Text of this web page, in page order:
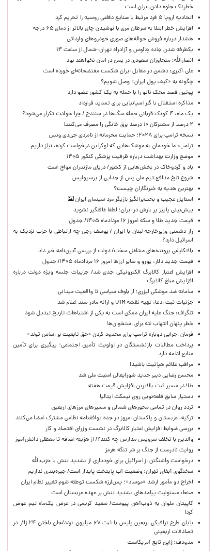
خطرناک جلوه دادن ایران است
اتحادیه اروپا ۵ فرد مرتبط با صنایع دفاعی روسیه را تحریم کرد
افزایش خطر ابتلا به سرطان مری با نوشیدن چای بالاتر از دمای ۶۵ درجه
هشدار درباره فروش حواله‌های صوری خودروهای وارداتی
یکطرفه شدن جاده چالوس و آزادراه تهران–شمال از ساعت ۱۴
انصارالله: متجاوزان سعودی در یمن در امان نخواهند بود
علی اکبری: دشمن در مقابل ایران شکست مفتضحانه‌ای خورده است
چگونه به «کیف پول ایران» وصل شویم؟
پوتین قصد محک ناتو را با حمله به یک کشور عضو دارد
مذاکره استقلال با گلر اسپانیایی برای تمدید قرارداد
یک ماه، ۴ کودک قربانی حمله سگ‌ها در سنندج / چرا حوادث تکرار می‌شود؟
۲ درصد از مشترکان ۱۰ درصد برق خانگی را مصرف می‌کنند!
نسخه ترامپ برای ۲۰۲۸؛ حمایت محرمانه از نامزدی جی‌دی ونس
ترامپ: ما خودمان به موشک‌هایی که اوکراین درخواست کرده، نیاز داریم
موضع وزارت بهداشت درباره ظرفیت پزشکی کنکور ۱۴۰۵
باد و گردوخاک در بخش‌هایی از کشور/ دریای مازندران مواج است
شروع تلخ مدافع تیم ملی پس از جدایی از پرسپولیس
بهترین هدیه به خبرنگاران چیست؟
استایل عجیب و بحث‌برانگیز بازیگر مرد سینمای ایران
پیش‌بینی پاییز پر بارش در ایران؛ لطفا غافلگیر نشوید
قیمت جدید طلا و سکه امروز ۱۶ مردادماه ۱۴۰۵/ جدول
راز دشمنی وزیرخارجه لبنان با ایران / یوسف رجی چه ارتباطی با حزب نزدیک به
اسرائیل دارد؟
بلاتکلیفی پرونده‌های مشاغل سخت/ دولت از بررسی آیین‌نامه خبر داد
قیمت جدید دلار، یورو و سایر ارزها امروز ۱۶ مردادماه ۱۴۰۵/ جدول
افزایش اعتبار کالابرگ الکترونیکی جدی شد/ جزییات جلسه ویژه دولت درباره
افزایش مبلغ کالابرگ
سامانه ضد موشکی لیزری؛ از بلوف سیاسی تا واقعیت میدانی
جزئیات ثبت ادعا، تهیه نقشه UTM و ارائه مادر سند اعلام شد
تلگراف: جنگ علیه ایران ممکن است به یکی از اشتباهات تاریخ تبدیل شود
خطر پنهان التهاب لثه برای استخوان‌ها
فرمان اجرایی دوباره ترامپ برای محدود کردن «حق تابعیت بر اساس تولد»
پرداخت مطالبات بازنشستگان در اولویت تأمین اجتماعی؛ پیگیری برای تأمین
منابع ادامه دارد
مراقب علائم هپاتیت باشید!
محسن رضایی دبیر جدید شورایعالی امنیت ملی شد
طلا در مسیر ثبت بالاترین افزایش قیمت هفته
دستیار سابق قلعه‌نویی روی نیمکت ایتالیا
تردد روان در تمامی محورهای شمالی و مسیرهای مرزهای اربعین
ترکیه، عربستان و پاکستان امروز در جده توافقنامه نظامی مشترک امضا می‌کنند
بررسی ضوابط افزایش اعتبار کالابرگ در نشست وزرای اقتصاد و کار
والدین با تخلف سرویس مدارس چه کنند؟/ از هزینه اضافه تا معطلی دانش‌آموز
روایت نادرست از جنگ بر سَر تنگه هرمز
درخواست واشنگتن از اسرائیل برای خودداری از تشدید تنش با حزب‌الله
سخنگوی آبفای تهران: وضعیت آب پایتخت پایدار است/ جیره‌بندی نداریم
اخراج دو مأمور ارشد «موساد»؛ پس‌لرزه شکست توطئه شوم تغییر نظام ایران
صنعا: مسئولیت پیامدهای تشدید تنش بر عهده عربستان است
کاپیتان ملوان به ذوب‌آهن پیوست/ سعید کریمی در عرض یک‌ماه تیم عوض
کرد!
پایان طرح ترافیکی اربعین پلیس با ثبت ۶۷ میلیون تردد/جان باختن ۲۴ زائر در
تصادفات اربعینی
مدودف: ژاپن تابع آمریکاست